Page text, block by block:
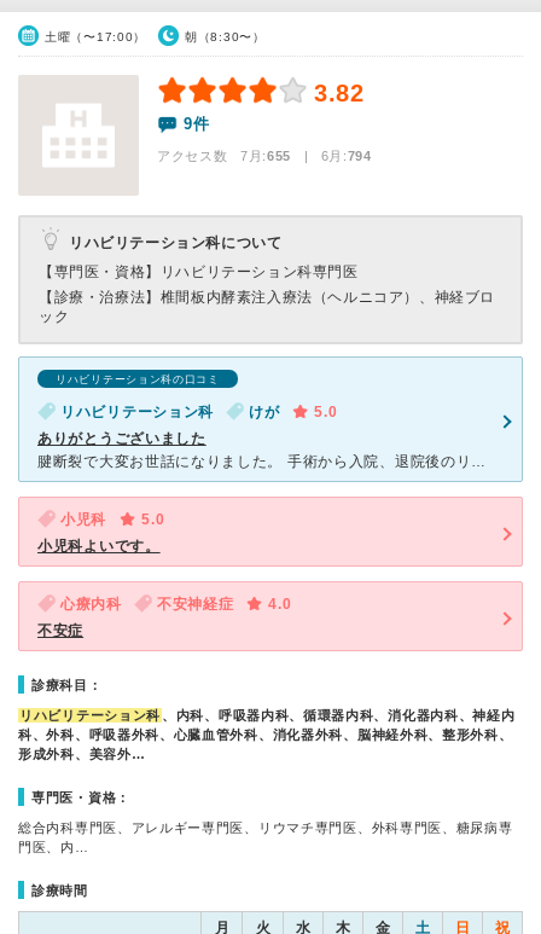
土曜（〜17:00） 朝（8:30〜）
3.82
9件
アクセス数 7月:655 | 6月:794
リハビリテーション科について
【専門医・資格】
リハビリテーション科専門医
【診療・治療法】 椎間板内酵素注入療法（ヘルニコア）、神経ブロ
ック
リハビリテーション科の口コミ
リハビリテーション科 けが
5.0
ありがとうございました
腱断裂で大変お世話になりました。 手術から入院、退院後のリハビリまでどうなることやら不安だらけでしたが 担当の医師、看護師さんお世話になりました。 そして何よりOTの先生がとにかく明るくてリハビ
小児科
5.0
小児科よいです。
心療内科 不安神経症
4.0
不安症
診療科目：
リハビリテーション科 、内科、呼吸器内科、循環器内科、消化器内科、神経内
科、外科、呼吸器外科、心臓血管外科、消化器外科、脳神経外科、整形外科、
形成外科、美容外…
専門医・資格：
総合内科専門医、アレルギー専門医、リウマチ専門医、外科専門医、糖尿病専
門医、内…
診療時間
月 火 水 木 金 土 日 祝